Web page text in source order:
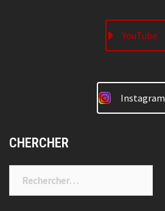
YouTube
Instagram
CHERCHER